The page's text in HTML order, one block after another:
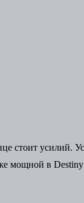
стоит усилий.
мощной в